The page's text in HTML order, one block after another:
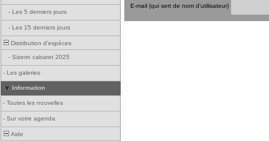
- Les 5 derniers jours
- Les 15 derniers jours
Distribution d'espèces
- Sizerin cabaret 2025
- Les galeries
Information
- Toutes les nouvelles
- Sur votre agenda
Aide
E-mail (qui sert de nom d'utilisateur)